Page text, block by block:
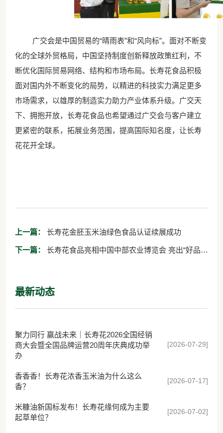
广交会是中国贸易的“晴雨表”和“风向标”。面对不断变
化的全球外贸格局，中国坚持制度创新释放政策红利，不
断优化国际贸易网络、结构和市场布局。长寿花食品积极
面对国内外不断变化的局势，以精进的科技实力满足更多
市场需求，以雄厚的制造实力助力产业体系升级。广交天
下、拥抱开放，长寿花食品也希望通过广交会与客户建立
更紧密的联系，拓展业务范围，提高国际知名度，让长寿
花花开全球。
上一篇： 长寿花金胚玉米油绿色食品认证续展成功
下一篇：
最新动态
聚力同行 赢战未来｜长寿花2026全国经销
商大会暨全国品牌运营20周年庆典成功举
办
[2026-07-29]
香香香！长寿花浓香玉米油为什么这么
香？
[2026-07-17]
米糠油新国标发布！长寿花缘何成为主要
起草单位？
[2026-07-02]